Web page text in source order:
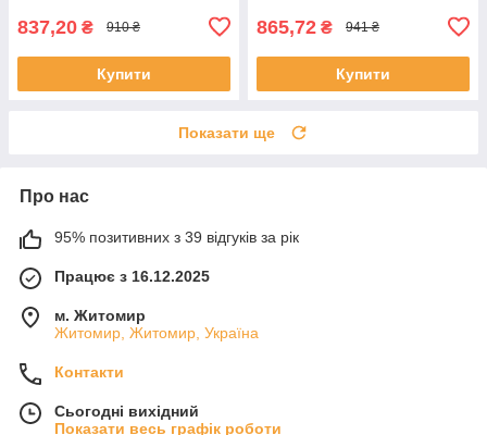
837,20 ₴ 910 ₴
Купити
865,72 ₴ 941 ₴
Купити
Показати ще
Про нас
95% позитивних з 39 відгуків за рік
Працює з 16.12.2025
м. Житомир
Житомир, Житомир, Україна
Контакти
Сьогодні вихідний
Показати весь графік роботи